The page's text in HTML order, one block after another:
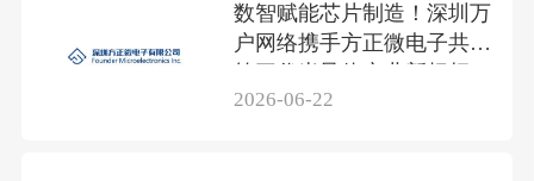
数智赋能芯片制造！深圳万
户网络携手方正微电子共筑
2026-06-22